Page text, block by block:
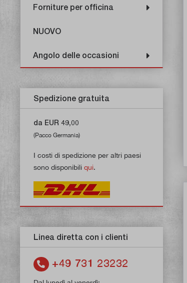
Forniture per officina
NUOVO
Angolo delle occasioni
Spedizione gratuita
da EUR 49,00
(Pacco Germania)
I costi di spedizione per altri paesi
sono disponibili qui.
Linea diretta con i clienti
+49 731 23232